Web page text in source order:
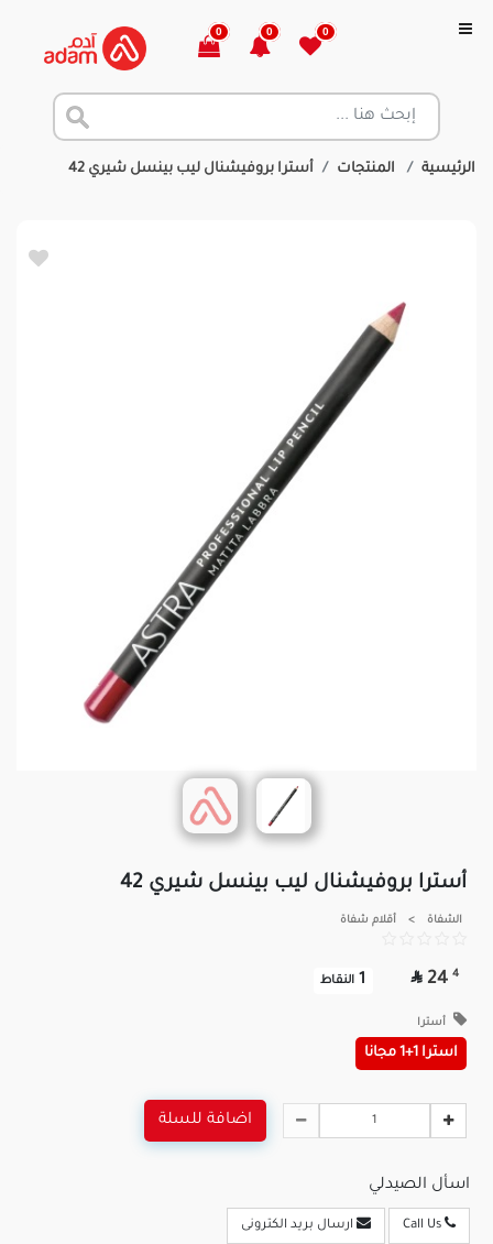
0
0
0
الرئيسية المنتجات أسترا بروفيشنال ليب بينسل شيري 42
أسترا بروفيشنال ليب بينسل شيري 42
الشفاة > أقلام شفاة
4
24

1 النقاط
أسترا
استرا 1+1 مجانا
اضافة للسلة
اسأل الصيدلي
ارسال بريد الكترونى